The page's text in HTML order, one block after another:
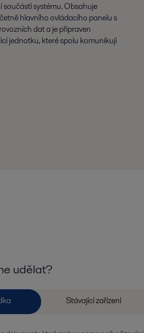
součástí systému. Obsahuje
hlavního ovládacího panelu s
dat a je připraven
jednotku, které spolu komunikují
udělat?